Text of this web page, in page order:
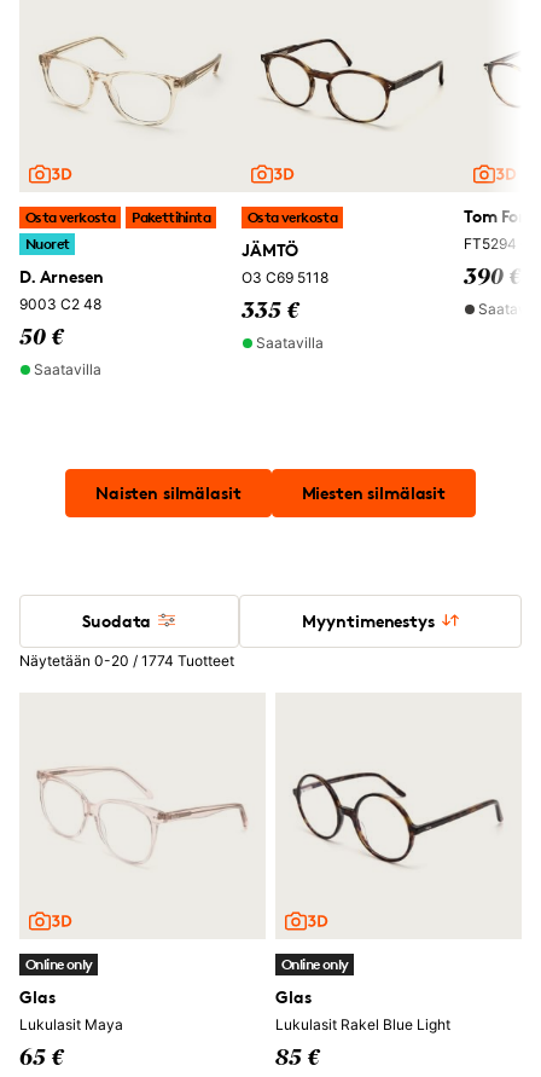
Osta verkosta
Pakettihinta
Nuoret
D. Arnesen
9003 C2 48
50 €
Saatavilla
Osta verkosta
JÄMTÖ
O3 C69 5118
335 €
Saatavilla
Tom Ford
FT5294
390 €
Naisten silmälasit Miesten silmälasit
Suodata Myyntimenestys
Näytetään 0-20 / 1774 Tuotteet
Online only
Glas
Lukulasit Maya
65 €
Online only
Glas
Lukulasit Rakel Blue Light
85 €